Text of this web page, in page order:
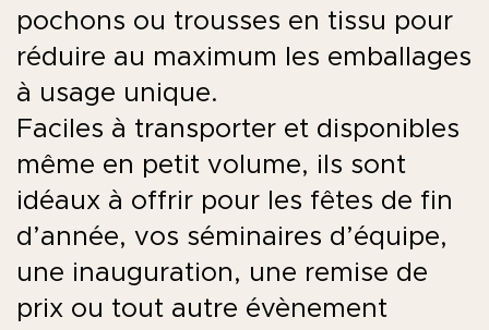
pochons ou trousses en tissu pour
réduire au maximum les emballages
à usage unique.
Faciles à transporter et disponibles
même en petit volume, ils sont
idéaux à offrir pour les fêtes de fin
d’année, vos séminaires d’équipe,
une inauguration, une remise de
prix ou tout autre évènement